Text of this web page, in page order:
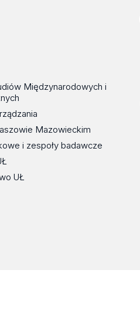
Międzynarodowych i
Mazowieckim
i zespoły badawcze
UŁ